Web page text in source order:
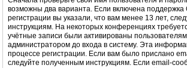
возможны два варианта. Если включена поддержка
регистрации вы указали, что вам менее 13 лет,
инструкциям. На некоторых конференциях
учётные записи были активированы
администратором до входа в систему. Эта
процессе регистрации. Если вам было прислано
следуйте полученным инструкциям. Если email-